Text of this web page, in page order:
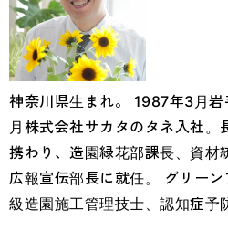
神奈川県生まれ。 1987年3月
月株式会社サカタのタネ入社。
携わり、造園緑花部課長、資
広報宣伝部長に就任。 グリー
級造園施工管理技士、認知症予